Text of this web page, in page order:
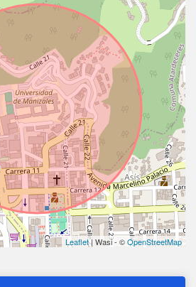
Leaflet| Wasi - ©OpenStreetMap